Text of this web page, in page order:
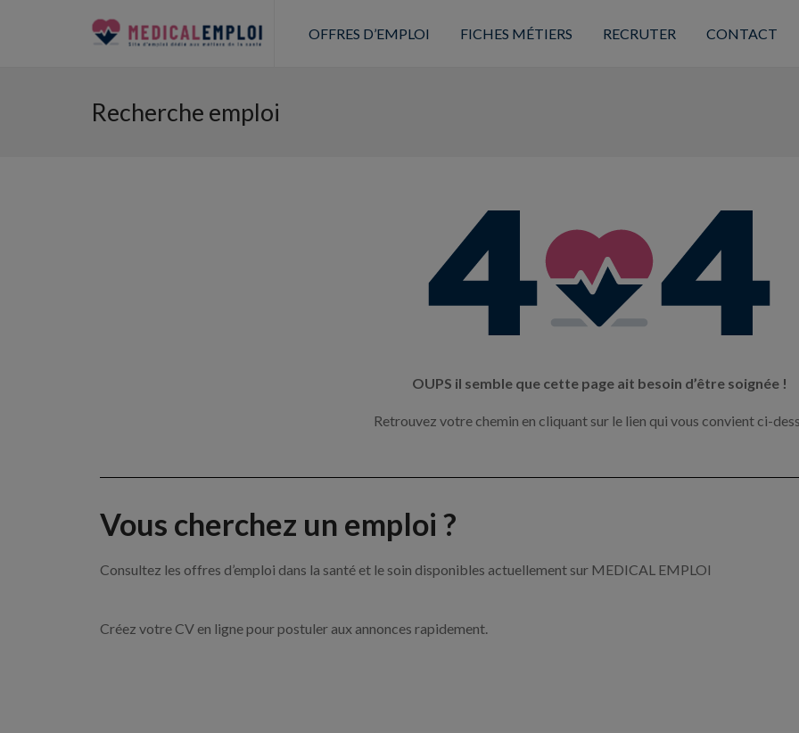
OFFRES D’EMPLOI FICHES MÉTIERS RECRUTER CONTACT
Recherche emploi
OUPS il semble que cette page ait besoin d’être soignée !
Retrouvez votre chemin en cliquant sur le lien qui vous convient ci-
Vous cherchez un emploi ?
Consultez les offres d’emploi dans la santé et le soin disponibles actuellement sur MEDICAL EMPLOI
Créez votre CV en ligne pour postuler aux annonces rapidement.